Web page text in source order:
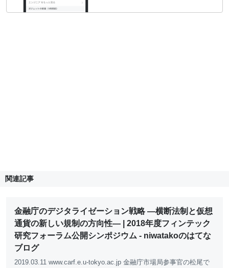
関連記事
金融庁のデジタライゼーション戦略 ―横断法制と仮想
通貨の新しい規制の方向性― | 2018年度フィンテック
研究フォーラム公開シンポジウム - niwatakoのはてな
ブログ
2019.03.11 www.carf.e.u-tokyo.ac.jp 金融庁市場局参事官の松尾で